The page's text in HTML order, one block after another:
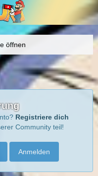
Registriere dich
Community teil!
Anmelden